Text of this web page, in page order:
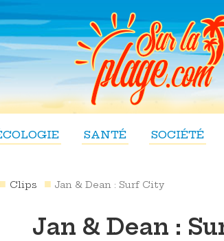
SANTÉ SOCIÉTÉ
Clips Jan & Dean : Surf City
Jan & Dean :